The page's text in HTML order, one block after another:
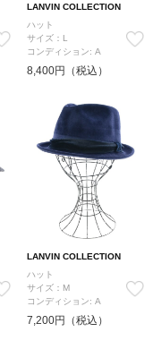
LANVIN COLLECTION
ハット
サイズ：L
コンディション: A
8,400円（税込）
LANVIN COLLECTION
ハット
サイズ：M
コンディション: A
7,200円（税込）